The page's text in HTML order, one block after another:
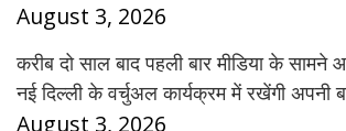
August 3, 2026
करीब दो साल बाद पहली बार मीडिया के सामने
नई दिल्ली के वर्चुअल कार्यक्रम में रखेंगी अपनी
August 3, 2026